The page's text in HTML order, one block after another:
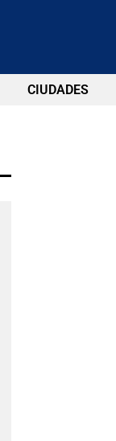
CIUDADES